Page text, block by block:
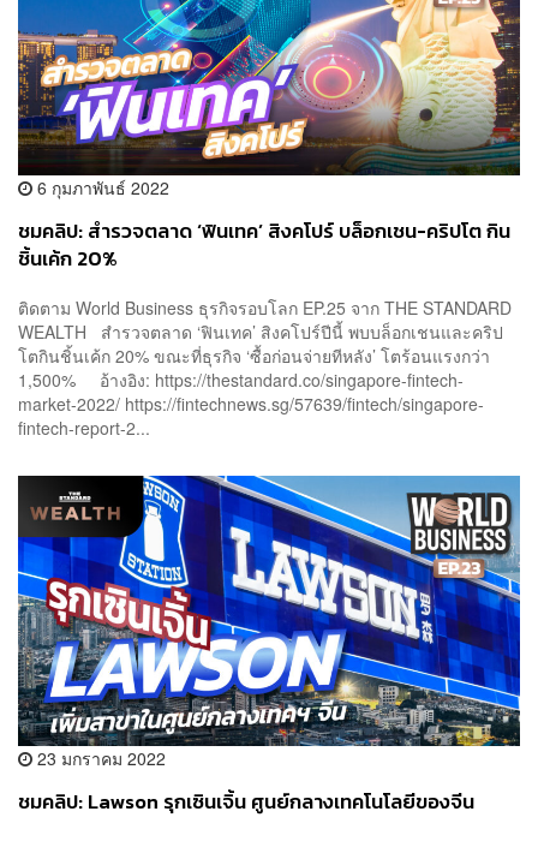
6 กุมภาพันธ์ 2022
ชมคลิป: สำรวจตลาด ‘ฟินเทค’ สิงคโปร์ บล็อกเชน-คริปโต กิน
ชิ้นเค้ก 20%
ติดตาม World Business ธุรกิจรอบโลก EP.25 จาก THE STANDARD
WEALTH สำรวจตลาด ‘ฟินเทค’ สิงคโปร์ปีนี้ พบบล็อกเชนและคริป
โตกินชิ้นเค้ก 20% ขณะที่ธุรกิจ ‘ซื้อก่อนจ่ายทีหลัง’ โตร้อนแรงกว่า
1,500% อ้างอิง: https://thestandard.co/singapore-fintech-
market-2022/ https://fintechnews.sg/57639/fintech/singapore-
fintech-report-2...
23 มกราคม 2022
ชมคลิป: Lawson รุกเซินเจิ้น ศูนย์กลางเทคโนโลยีของจีน